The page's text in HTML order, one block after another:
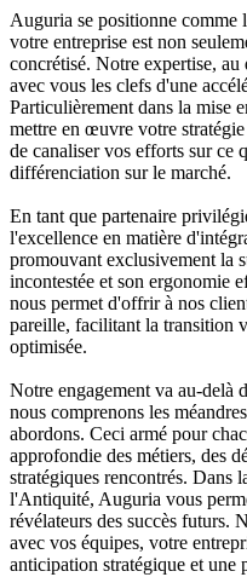
Auguria se positionne comme
votre entreprise est non
concrétisé. Notre expertise,
avec vous les clefs d'une
Particulièrement dans la mise
mettre en œuvre votre
de canaliser vos efforts sur
différenciation sur le marché.
En tant que partenaire
l'excellence en matière
promouvant exclusivement la
incontestée et son ergonomie
nous permet d'offrir à nos
pareille, facilitant la transition
optimisée.
Notre engagement va au-delà
nous comprenons les
abordons. Ceci armé pour
approfondie des métiers, des
stratégiques rencontrés. Dans
l'Antiquité, Auguria vous
révélateurs des succès futurs.
avec vos équipes, votre
anticipation stratégique et une